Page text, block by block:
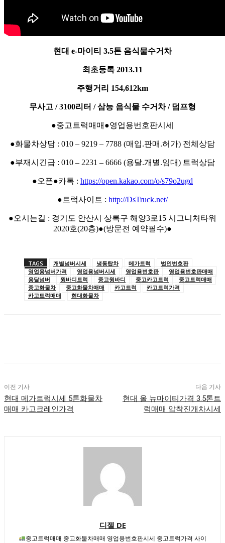
현대 e-마이티 3.5톤 음식물수거차
최초등록 2013.11
주행거리 154,612km
무사고 / 3100리터 / 삼능 음식물 수거차 / 덤프형
●중고트럭매매●영업용번호판시세
●화물차상담 : 010 – 9219 – 7788 (매입.판매.허가) 전체상담
●부재시긴급 : 010 – 2231 – 6666 (용달.개별.임대) 트럭상담
●오픈●카톡 : https://open.kakao.com/o/s79o2ugd
●트럭사이트 : http://DsTruck.net/
●오시는길 : 경기도 안산시 상록구 해양3로15 시그니처타워
2020호(20층)●(방문전 예약필수)●
TAGS 개별넘버시세 냉동탑차 메가트럭
법인번호판
영업용넘버가격
영업용넘버시세 영업용번호판
영업용번호판매매
용달넘버
윙바디트럭 중고윙바디 중고카고트럭
중고트럭매매
중고화물차
중고화물차매매 카고트럭
카고트럭가격
카고트럭매매
현대화물차
이전 기사
현대 메가트럭시세 5톤화물차
매매 카고크레인가격
다음 기사
현대 올 뉴마이티가격 3.5톤트
럭매매 압착진개차시세
디젤 DE
중고트럭매매 중고화물차매매 영업용번호판시세 중고트럭가격 사이